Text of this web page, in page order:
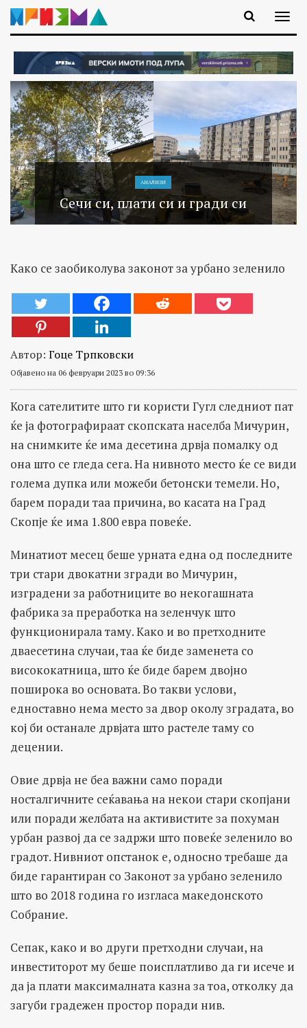
АНАЛИЗИ
Сечи си, плати си и гради си
Како се заобиколува законот за урбано зеленило
Автор: Гоце Трпковски
Објавено на 06 февруари 2023 во 09:36
Кога сателитите што ги користи Гугл следниот пат
ќе ја фотографираат скопската населба Мичурин,
на снимките ќе има десетина дрвја помалку од
она што се гледа сега. На нивното место ќе се види
голема дупка или можеби бетонски темели. Но,
барем поради таа причина, во касата на Град
Скопје ќе има 1.800 евра повеќе.
Минатиот месец беше урната една од последните
три стари двокатни згради во Мичурин,
изградени за работниците во некогашната
фабрика за преработка на зеленчук што
функционирала таму. Како и во претходните
дваесетина случаи, таа ќе биде заменета со
висококатница, што ќе биде барем двојно
поширока во основата. Во такви услови,
едноставно нема место за двор околу зградата, во
кој би останале дрвјата што растеле таму со
децении.
Овие дрвја не беа важни само поради
носталгичните сеќавања на некои стари скопјани
или поради желбата на активистите за похуман
урбан развој да се задржи што повеќе зеленило во
градот. Нивниот опстанок е, односно требаше да
биде гарантиран со Законот за урбано зеленило
што во 2018 година го изгласа македонското
Собрание.
Сепак, како и во други претходни случаи, на
инвеститорот му беше поисплатливо да ги исече и
да ја плати максималната казна за тоа, отколку да
загуби градежен простор поради нив.